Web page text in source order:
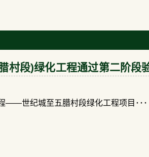
村段)绿化工程通过第二阶段
——世纪城至五腊村段绿化工程项目･･･